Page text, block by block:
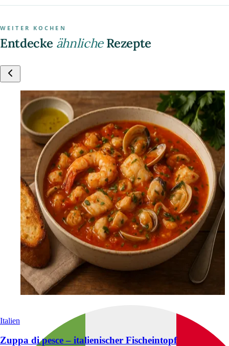
WEITER KOCHEN
Entdecke ähnlicheRezepte
Italien
Zuppa di pesce – italienischer Fischeintopf